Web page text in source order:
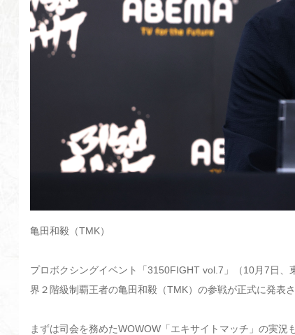
亀田和毅（TMK）
プロボクシングイベント「3150FIGHT vol.7」（10月7日
界２階級制覇王者の亀田和毅（TMK）の参戦が正式に発表さ
まずは司会を務めたWOWOW「エキサイトマッチ」の実